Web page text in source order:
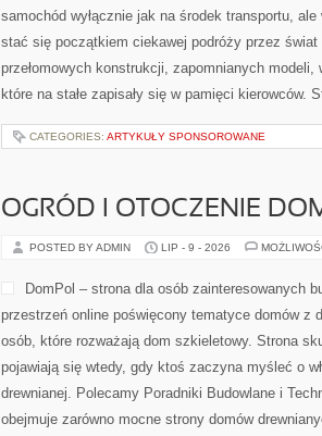
samochód wyłącznie jak na środek transportu,
stać się początkiem ciekawej podróży przez
przełomowych konstrukcji, zapomnianych
które na stałe zapisały się w pamięci
CATEGORIES: ARTYKUŁY SPONSOROWANE
OGRÓD I OTOCZENIE
POSTED BY ADMIN LIP - 9 - 2026
DomPol – strona dla osób zainteresowanych
przestrzeń online poświęcony tematyce domów z
osób, które rozważają dom szkieletowy. Strona
pojawiają się wtedy, gdy ktoś zaczyna myśleć o
drewnianej. Polecamy Poradniki Budowlane i
obejmuje zarówno mocne strony domów